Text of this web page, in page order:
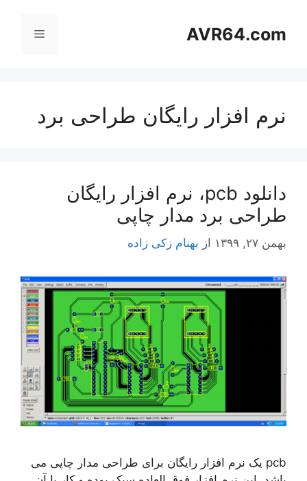
محتواAVR64.com فهرست
نرم افزار رایگان طراحی برد
دانلود pcb، نرم افزار رایگان
طراحی برد مدار چاپی
بهمن ۲۷, ۱۳۹۹ از بهنام زکی زاده
pcb یک نرم افزار رایگان برای طراحی مدار چاپی می